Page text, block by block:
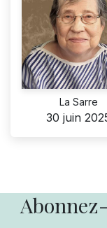
La Sarre
30 juin